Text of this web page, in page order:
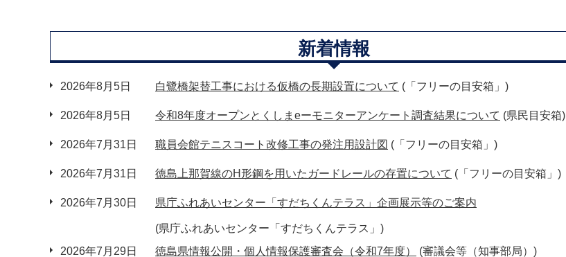
新着情報
2026年8月5日 白鷺橋架替工事における仮橋の長期設置について (「フリーの目安箱」)
2026年8月5日 令和8年度オープンとくしまeーモニターアンケート調査結果について (県民目安箱)
2026年7月31日 職員会館テニスコート改修工事の発注用設計図 (「フリーの目安箱」)
2026年7月31日 徳島上那賀線のH形鋼を用いたガードレールの存置について (「フリーの目安箱」)
2026年7月30日 県庁ふれあいセンター「すだちくんテラス」企画展示等のご案内
(県庁ふれあいセンター「すだちくんテラス」)
2026年7月29日
徳島県情報公開・個人情報保護審査会（令和7年度） (審議会等（知事部局）)